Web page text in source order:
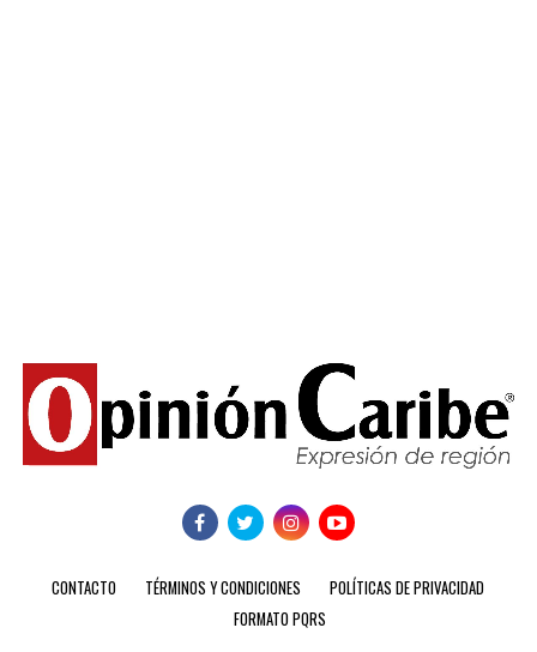
CONTACTO TÉRMINOS Y CONDICIONES
POLÍTICAS DE PRIVACIDAD
FORMATO PQRS